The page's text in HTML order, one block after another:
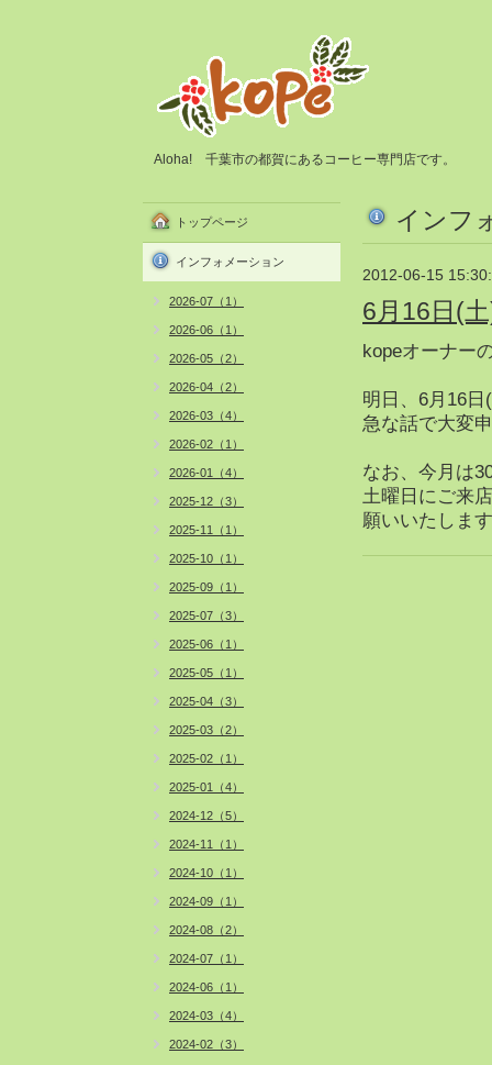
Aloha! 千葉市の都賀にあるコーヒー専門店です。
インフ
2012-06-15
6月16日(
kopeオーナー
明日、6月16
急な話で大変
なお、今月は
土曜日にご来
願いいたしま
トップページ
インフォメーション
2026-07（1）
2026-06（1）
2026-05（2）
2026-04（2）
2026-03（4）
2026-02（1）
2026-01（4）
2025-12（3）
2025-11（1）
2025-10（1）
2025-09（1）
2025-07（3）
2025-06（1）
2025-05（1）
2025-04（3）
2025-03（2）
2025-02（1）
2025-01（4）
2024-12（5）
2024-11（1）
2024-10（1）
2024-09（1）
2024-08（2）
2024-07（1）
2024-06（1）
2024-03（4）
2024-02（3）